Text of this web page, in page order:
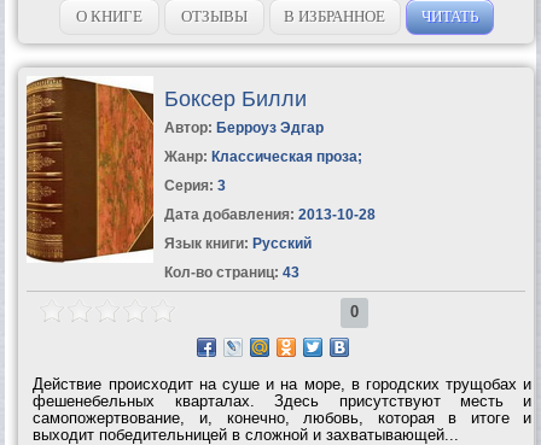
О КНИГЕ ОТЗЫВЫ В ИЗБРАННОЕ ЧИТАТЬ
Боксер Билли
Автор: Берроуз Эдгар
Жанр: Классическая проза;
Серия: 3
Дата добавления: 2013-10-28
Язык книги: Русский
Кол-во страниц: 43
0
Действие происходит на суше и на море, в городских трущобах и
фешенебельных кварталах. Здесь присутствуют месть и
самопожертвование, и, конечно, любовь, которая в итоге и
выходит победительницей в сложной и захватывающей...